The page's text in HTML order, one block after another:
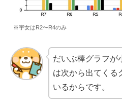
※宇女はR2〜R4のみ
だいぶ棒グラフが
は次から出てくる
いるからです。